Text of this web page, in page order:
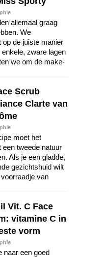
allemaal graag
We
op de juiste manier
zware lagen
we om de make-
Scrub
Clarte van
moet het
tweede natuur
Als je een gladde,
gezichtshuid wilt
van
Vit. C Face
vitamine C in
vorm
naar een goed